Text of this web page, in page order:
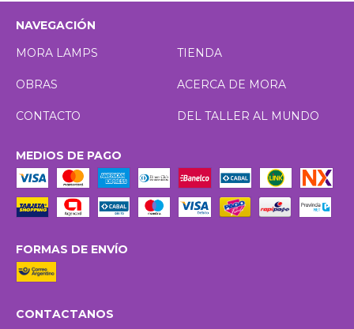
NAVEGACIÓN
MORA LAMPS
TIENDA
OBRAS ACERCA DE MORA
CONTACTO DEL TALLER AL MUNDO
MEDIOS DE PAGO
FORMAS DE ENVÍO
CONTACTANOS